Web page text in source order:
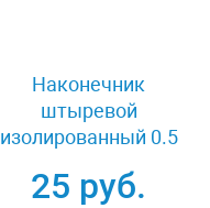
Наконечник
штыревой
изолированный 0.5
49400-05
25 руб.